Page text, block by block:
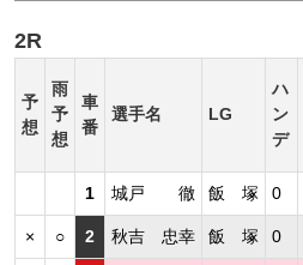
2R
予
想
雨
予
想
車
番
選手名 LG
ハ
ン
デ
1 城戸 徹 飯 塚 0
× ○ 2 秋吉 忠幸 飯 塚 0